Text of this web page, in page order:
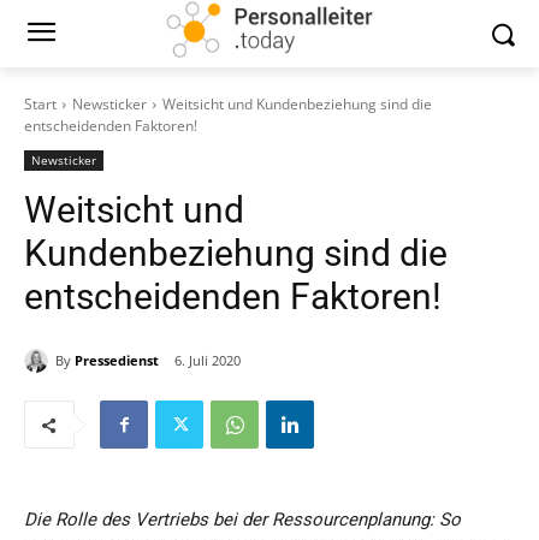
Start Newsticker
Weitsicht und Kundenbeziehung sind die
entscheidenden Faktoren!
Newsticker
Weitsicht und
Kundenbeziehung sind die
entscheidenden Faktoren!
By Pressedienst 6. Juli 2020
Die Rolle des Vertriebs bei der Ressourcenplanung: So